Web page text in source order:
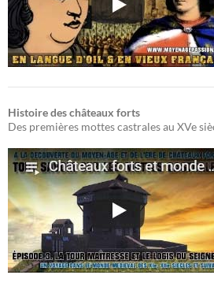
Histoire des châteaux forts
Des premières mottes castrales au XVe